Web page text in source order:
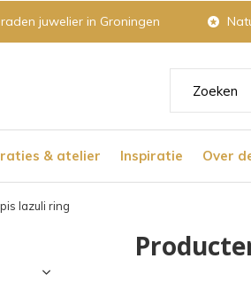
& atelier Inspiratie Over
juwelier in Groningen
de
neer
lazuli ring